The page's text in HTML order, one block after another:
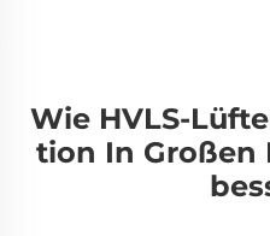
Wie HVLS-
Tion In